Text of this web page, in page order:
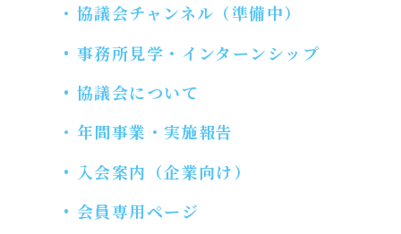
協議会チャンネル（準備中）
事務所見学・インターンシップ
協議会について
年間事業・実施報告
入会案内（企業向け）
会員専用ページ